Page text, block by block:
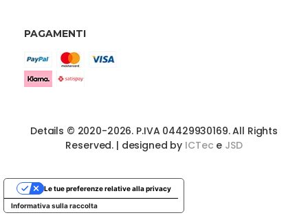
PAGAMENTI
Details © 2020-2026. P.IVA 04429930169. All Rights
Reserved. | designed by ICTec e JSD
Informativa sulla raccolta
Le tue preferenze relative alla privacy